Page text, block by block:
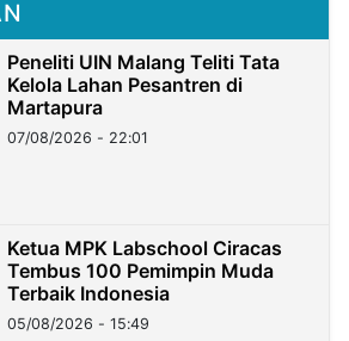
Peneliti UIN Malang Teliti Tata
Kelola Lahan Pesantren di
Martapura
07/08/2026 - 22:01
Ketua MPK Labschool Ciracas
Tembus 100 Pemimpin Muda
Terbaik Indonesia
05/08/2026 - 15:49